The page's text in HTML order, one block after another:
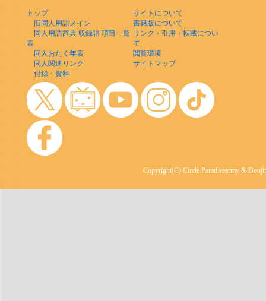
トップ
旧同人用語メイン
同人用語辞典 収録語 項目一覧
表
同人おたく年表
同人関連リンク
付録・資料
サイトについて
書籍版について
リンク・引用・転載につい
て
閲覧環境
サイトマップ
Copyright(C) Circle Paradisearmy &